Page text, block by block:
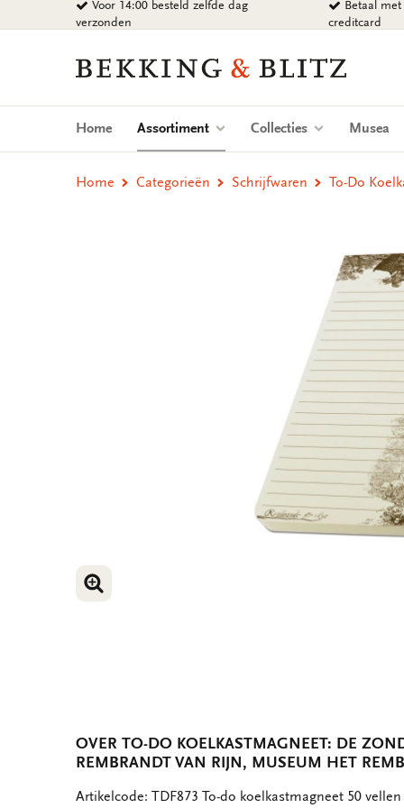
naar
Voor 14:00 besteld zelfde dag
verzonden
Betaal
creditcard
Bekking
Blitz
Uitgevers
Home Assortiment (current)Collecties Musea
Home Categorieën Schrijfwaren To-Do
VERGROOT AFBEELDING
OVER TO-DO KOELKASTMAGNEET: DE
REMBRANDT VAN RIJN, MUSEUM HET
OMSCHRIJVING
Artikelcode: TDF873 To-do koelkastmagneet 50